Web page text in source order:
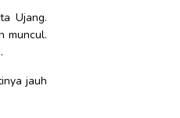
Ujang.
muncul.
jauh